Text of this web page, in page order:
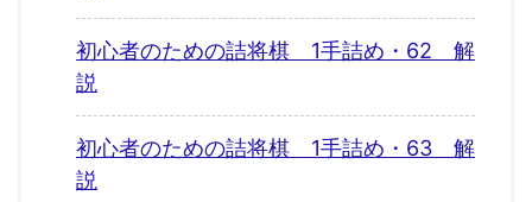
初心者のための詰将棋 1手詰め・62 解
説
初心者のための詰将棋 1手詰め・63 解
説